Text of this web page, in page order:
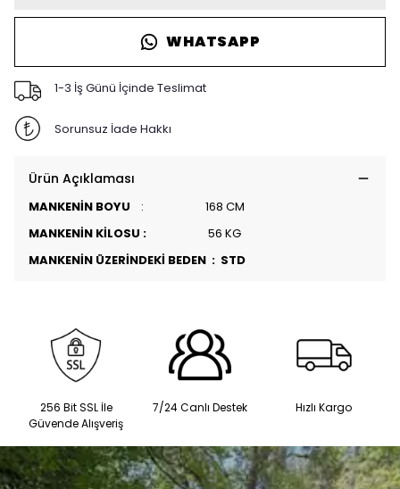
WHATSAPP
1-3 İş Günü İçinde Teslimat
Sorunsuz İade Hakkı
Ürün Açıklaması
MANKENİN BOYU : 168 CM
MANKENİN KİLOSU : 56 KG
MANKENİN ÜZERİNDEKİ BEDEN : STD
256 Bit SSL İle
Güvende Alışveriş
7/24 Canlı Destek Hızlı Kargo